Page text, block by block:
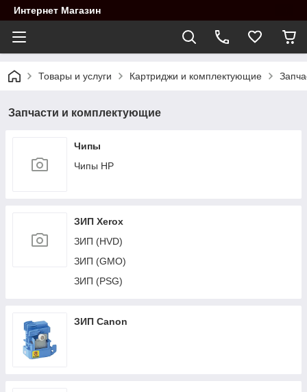
Интернет Магазин
Товары и услуги Картриджи и комплектующие
Запчасти и комплектующие
Чипы
Чипы HP
ЗИП Xerox
ЗИП (HVD)
ЗИП (GMO)
ЗИП (PSG)
ЗИП Canon